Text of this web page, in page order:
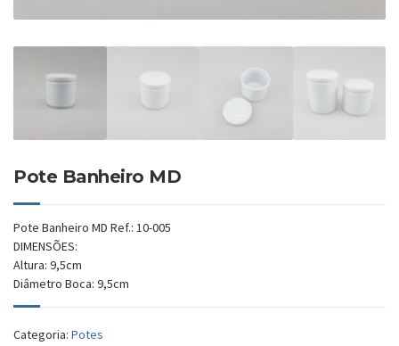
Pote Banheiro MD
Pote Banheiro MD Ref.: 10-005
DIMENSÕES:
Altura: 9,5cm
Diâmetro Boca: 9,5cm
Categoria: Potes